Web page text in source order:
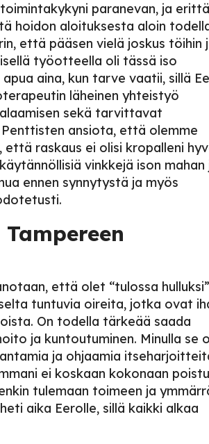
paranevan, ja
hoidon aloituksesta aloin
että pääsen vielä joskus töihin
työotteella oli tässä iso
aina, kun tarve vaatii, sillä
läheinen yhteistyö
sekä tarvittavat
ansiota, että olemme
raskaus ei olisi kropalleni
vinkkejä ison mahan
ennen synnytystä ja myös
että olet “tulossa
tuntuvia oireita, jotka ovat
On todella tärkeää saada
ja kuntoutuminen. Minulla se
ja ohjaamia
ei koskaan kokonaan poistu
tulemaan toimeen ja
aika Eerolle, sillä kaikki alkaa